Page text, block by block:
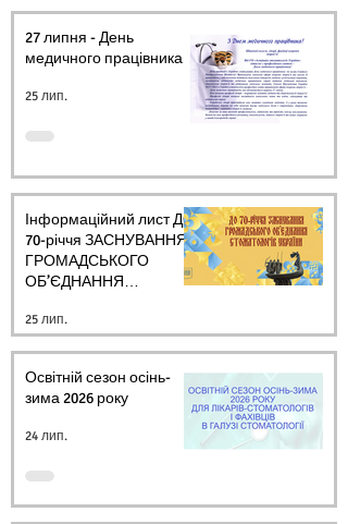
27 липня - День
медичного працівника.
25 лип.
Інформаційний лист ДО
70-річчя ЗАСНУВАННЯ
ГРОМАДСЬКОГО
ОБ’ЄДНАННЯ
УКРАЇНИ
25 лип.
Освітній сезон осінь-
зима 2026 року
24 лип.